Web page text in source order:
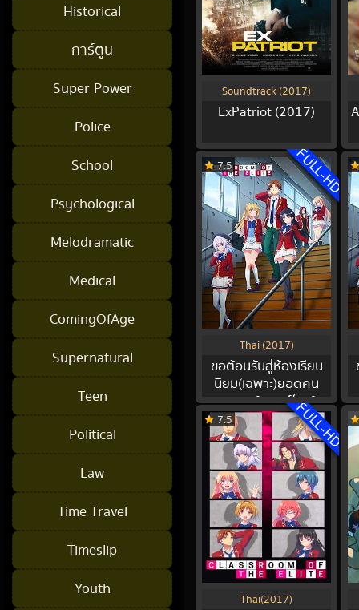
Historical
การ์ตูน
Super Power
Police
School
Psychological
Melodramatic
Medical
ComingOfAge
Supernatural
Teen
Political
Law
Time Travel
Timeslip
Youth
Soundtrack (2017)
ExPatriot (2017)
7.5 FULL-HD
Thai (2017)
ขอต้อนรับสู่ห้องเรียน
นิยม(เฉพาะ)ยอดคน
ภาค 3 [พากย์ไทย]
ตอน 7
7.5 FULL-HD
Thai(2017)